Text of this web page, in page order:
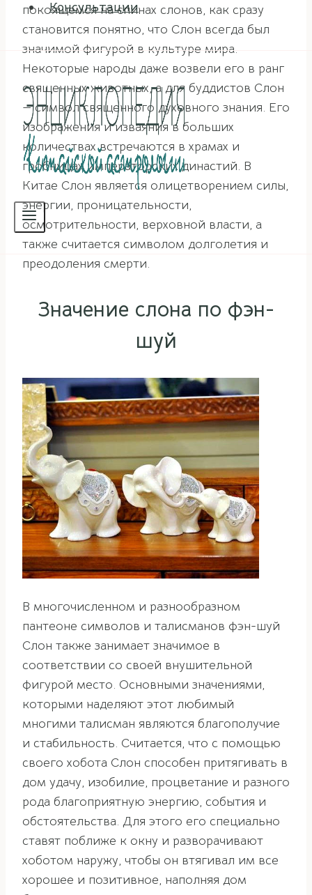
Консультации
покоящемся на спинах слонов, как сразу
становится понятно, что Слон всегда был
значимой фигурой в культуре мира.
Некоторые народы даже возвели его в ранг
священных животных, а для буддистов Слон
— символ священного духовного знания. Его
изображения и изваяния в больших
количествах встречаются в храмах и
гробницах императорских династий. В
Китае Слон является олицетворением силы,
энергии, проницательности,
осмотрительности, верховной власти, а
также считается символом долголетия и
преодоления смерти.
Значение слона по фэн-
шуй
В многочисленном и разнообразном
пантеоне символов и талисманов фэн-шуй
Слон также занимает значимое в
соответствии со своей внушительной
фигурой место. Основными значениями,
которыми наделяют этот любимый
многими талисман являются благополучие
и стабильность. Считается, что с помощью
своего хобота Слон способен притягивать в
дом удачу, изобилие, процветание и разного
рода благоприятную энергию, события и
обстоятельства. Для этого его специально
ставят поближе к окну и разворачивают
хоботом наружу, чтобы он втягивал им все
хорошее и позитивное, наполняя дом